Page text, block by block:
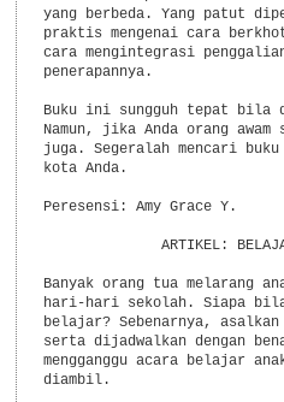
yang berbeda. Yang patut
praktis mengenai cara
cara mengintegrasi
penerapannya.
Buku ini sungguh tepat bila
Namun, jika Anda orang awam
juga. Segeralah mencari
kota Anda.
Peresensi: Amy Grace Y.
ARTIKEL:
Banyak orang tua melarang
hari-hari sekolah. Siapa
belajar? Sebenarnya,
serta dijadwalkan dengan
mengganggu acara belajar
diambil.